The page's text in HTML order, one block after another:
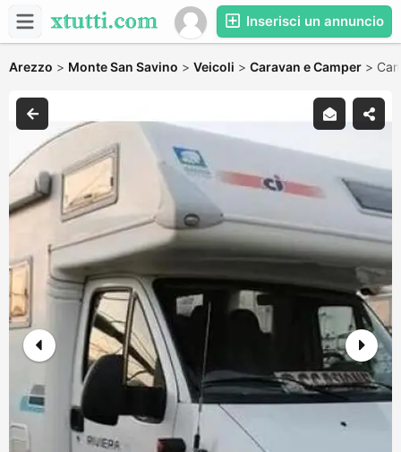
Inserisci un annuncio
Arezzo > Monte San Savino > Veicoli > Caravan e Camper >